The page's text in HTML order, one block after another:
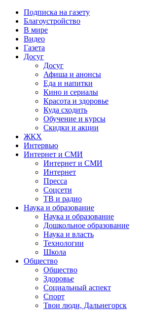
Подписка на газету
Благоустройство
В мире
Видео
Газета
Досуг
Досуг
Афиша и анонсы
Еда и напитки
Кино и сериалы
Красота и здоровье
Куда сходить
Обучение и курсы
Скидки и акции
ЖКХ
Интервью
Интернет и СМИ
Интернет и СМИ
Интернет
Пресса
Соцсети
ТВ и радио
Наука и образование
Наука и образование
Дошкольное образование
Наука и власть
Технологии
Школа
Общество
Общество
Здоровье
Социальный аспект
Спорт
Твои люди, Дальнегорск